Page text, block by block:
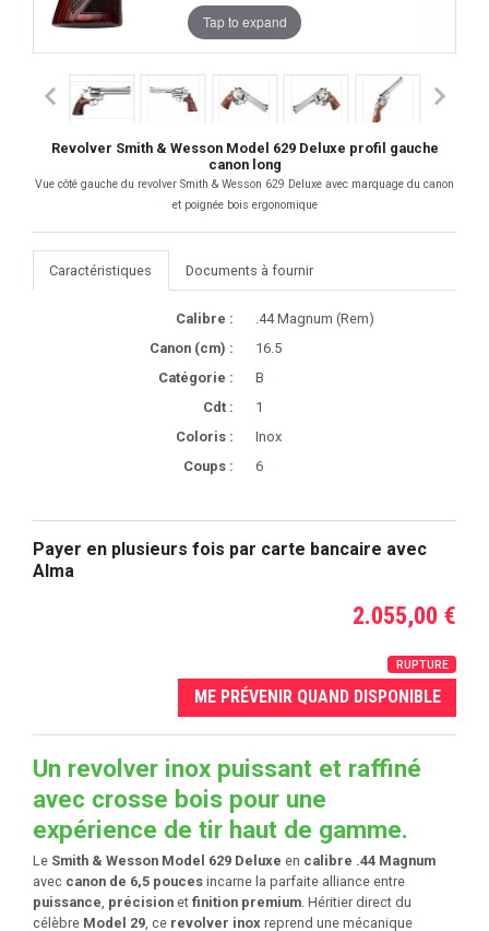
Tap to expand
Revolver Smith & Wesson Model 629 Deluxe profil gauche
canon long
Vue côté gauche du revolver Smith & Wesson 629 Deluxe avec marquage du canon
et poignée bois ergonomique
Caractéristiques Documents à fournir
Calibre :
.44 Magnum (Rem)
Canon (cm) :
16.5
Catégorie :
B
Cdt :
1
Coloris :
Inox
Coups :
6
Payer en plusieurs fois par carte bancaire avec
Alma
2.055,00 €
RUPTURE
ME PRÉVENIR QUAND DISPONIBLE
Un revolver inox puissant et raffiné
avec crosse bois pour une
expérience de tir haut de gamme.
Le Smith & Wesson Model 629 Deluxe en calibre .44 Magnum
avec canon de 6,5 pouces incarne la parfaite alliance entre
puissance, précision et finition premium. Héritier direct du
célèbre Model 29, ce revolver inox reprend une mécanique